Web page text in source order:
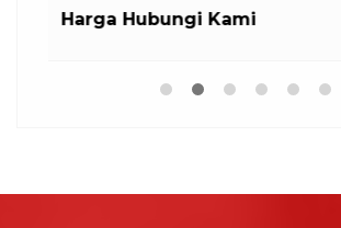
Harga Hubungi Kami